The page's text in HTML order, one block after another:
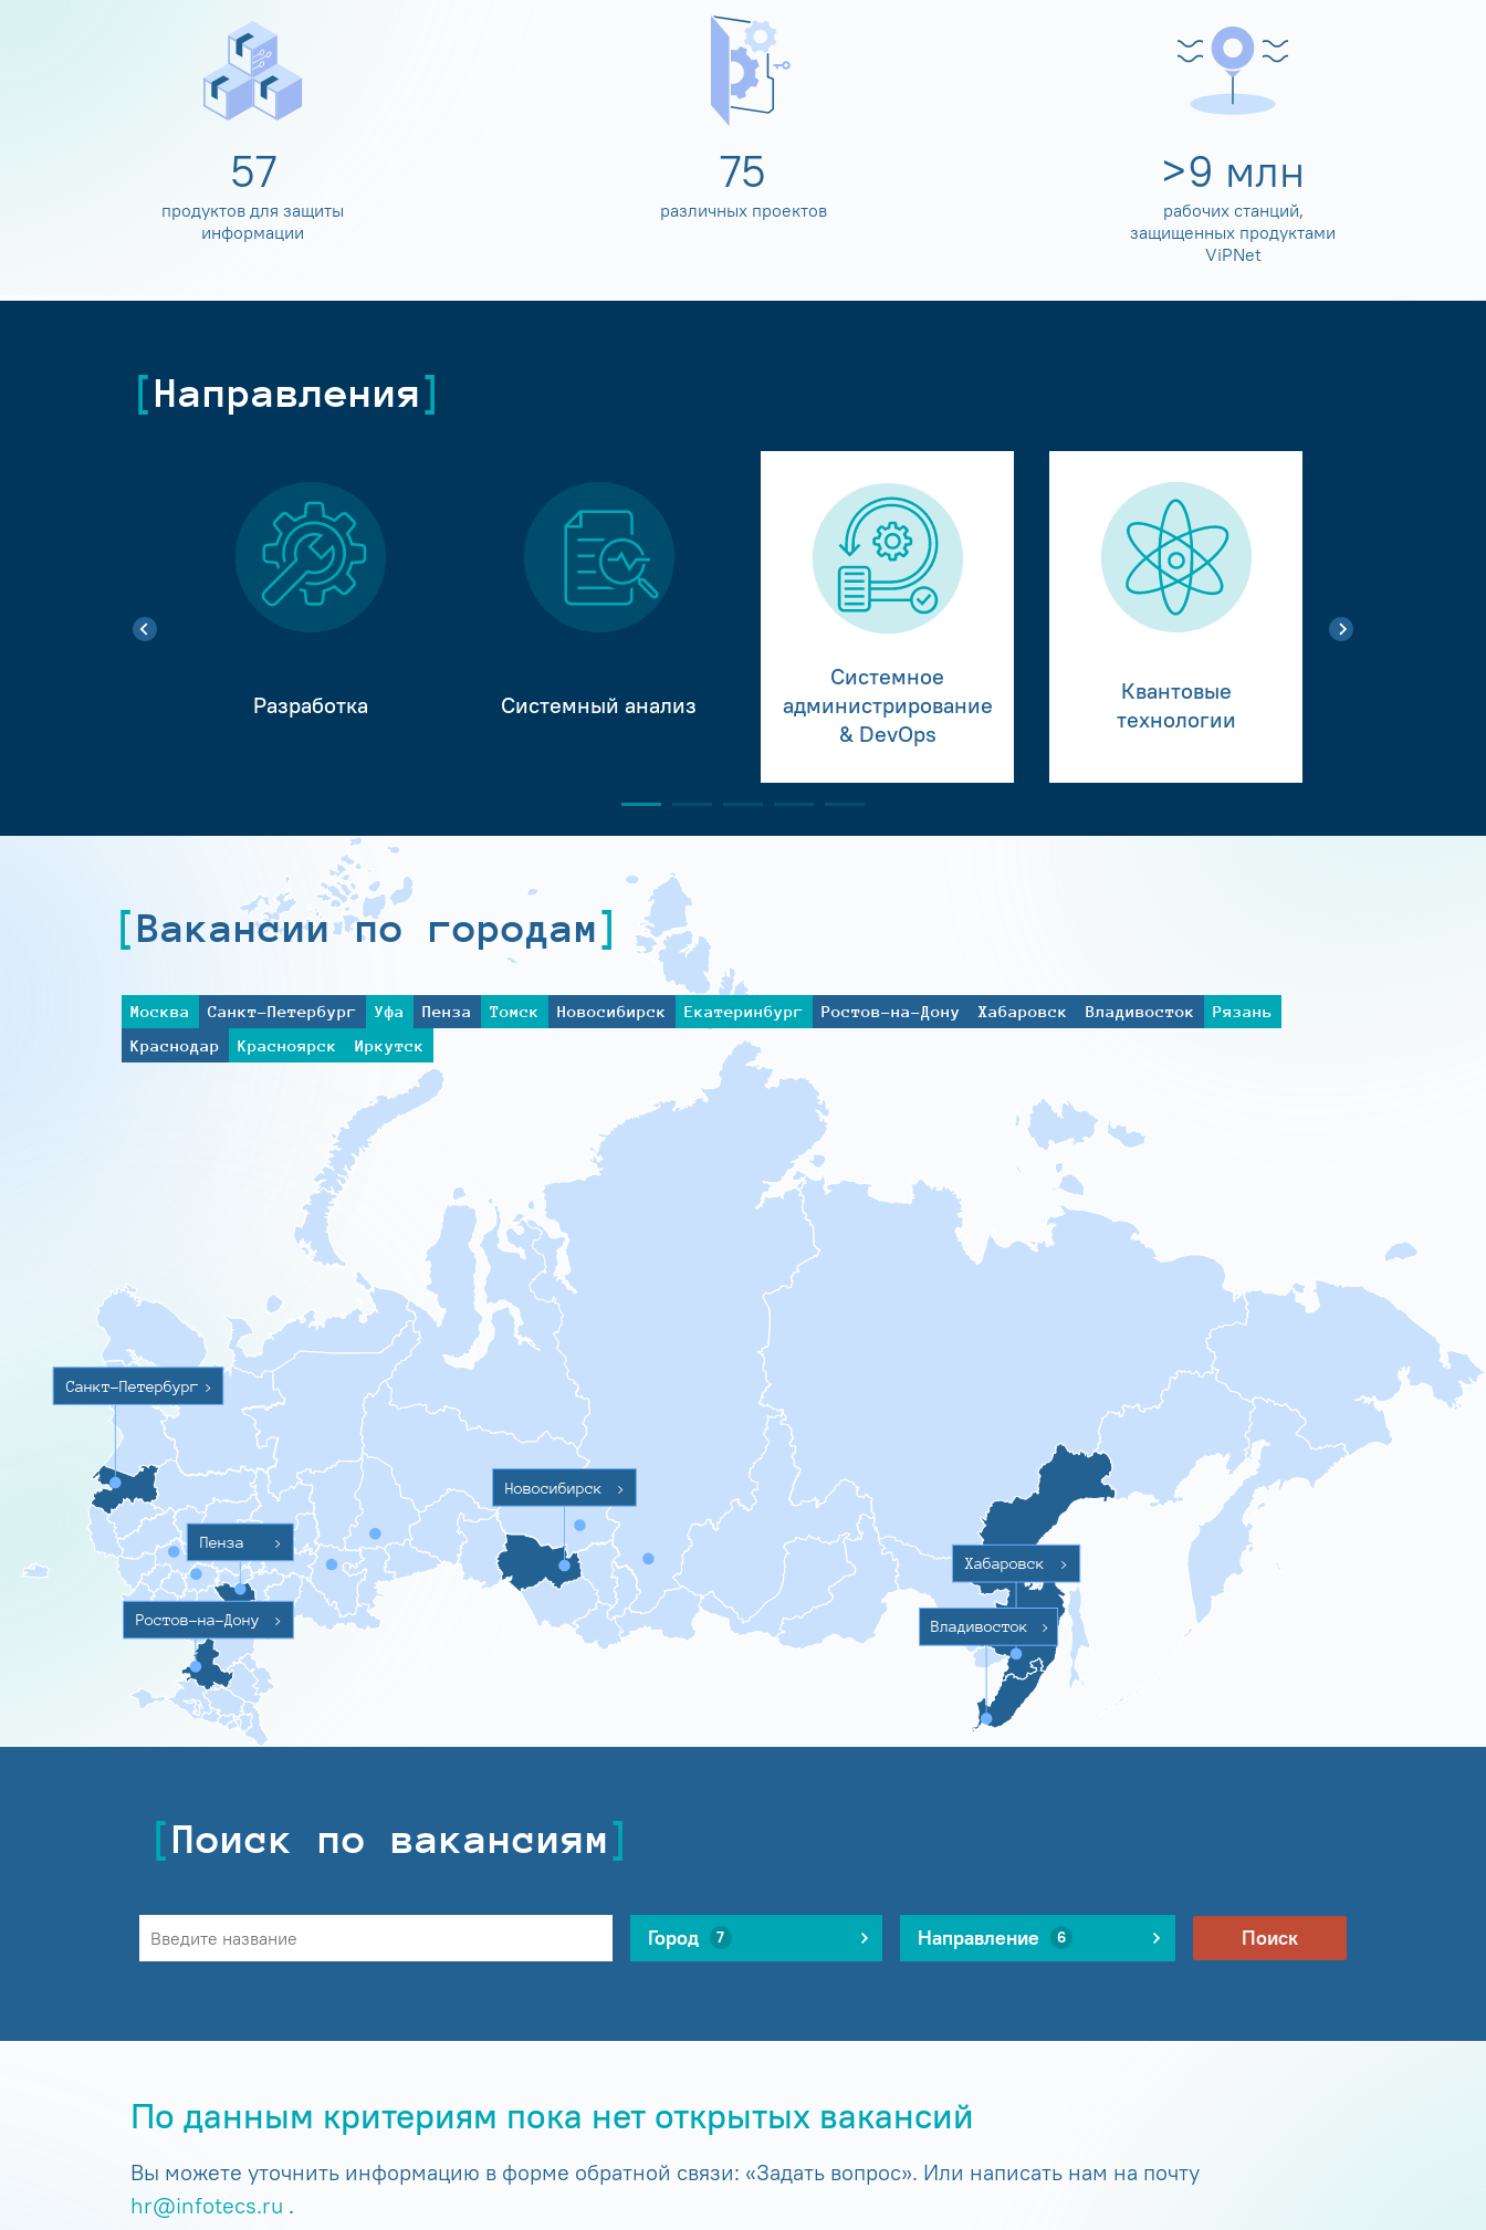
60
продуктов для защиты
информации
80
различных проектов
>10 млн
рабочих станций,
защищенных продуктами
ViPNet
Направления
Разработка Системный анализ
Системное
администрирование
& DevOps
Квантовые
технологии
Вакансии по городам
Москва Санкт-Петербург Уфа Пенза Томск Новосибирск Екатеринбург Ростов-на-Дону Хабаровск Владивосток
Рязань
Краснодар
Красноярск Иркутск
Санкт-Петербург >
Ростов-на-Дону >
Пенза >
Новосибирск >
Хабаровск >
Владивосток >
Поиск по вакансиям
Город 7 Направление 6 Поиск
По данным критериям пока нет открытых вакансий
Вы можете уточнить информацию в форме обратной связи: «Задать вопрос». Или написать нам на почту
hr@infotecs.ru .